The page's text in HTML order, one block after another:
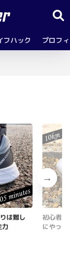
フハック プロフ
は難し
力
初心者
にやった